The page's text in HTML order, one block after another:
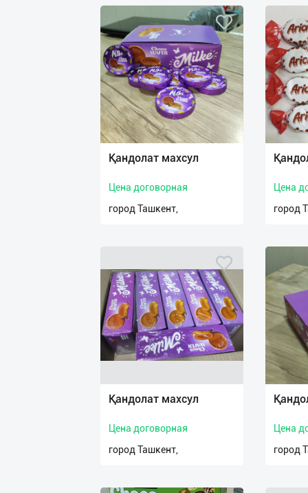
Қандолат махсул
Цена договорная
город Ташкент,
Цена
город
Қандолат махсул
Цена договорная
город Ташкент,
Цена
город